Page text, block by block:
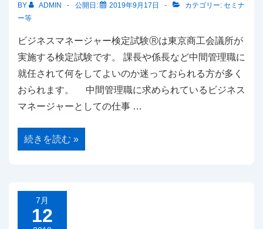
BY ADMIN 公開日: 2019年9月17日 カテゴリー: セミナ
ー等
ビジネスマネージャー検定試験Ⓡは東京商工会議所が
実施する検定試験です。 課長や係長など中間管理職に
就任されて何をしてよいのか迷っておられる方が多く
おられます。 中間管理職に求められているビジネス
マネージャーとしての仕事 …
ビ
ジ
ネ
ー
続きを読む »
7月
12